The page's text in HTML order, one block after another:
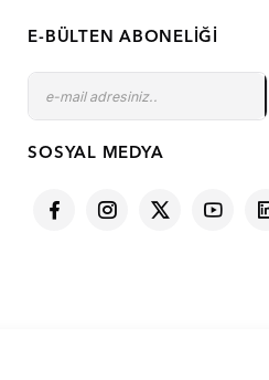
E-BÜLTEN ABONELIĞI
SOSYAL MEDYA